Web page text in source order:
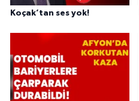
Koçak’tan ses yok!